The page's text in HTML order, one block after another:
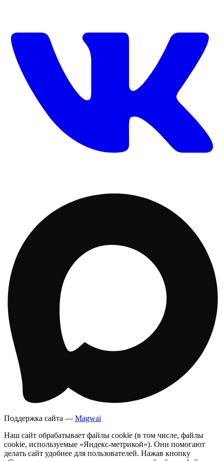
Поддержка сайта — Magwai
Наш сайт обрабатывает файлы cookie (в том числе, файлы
cookie, используемые «Яндекс-метрикой»). Они помогают
делать сайт удобнее для пользователей. Нажав кнопку